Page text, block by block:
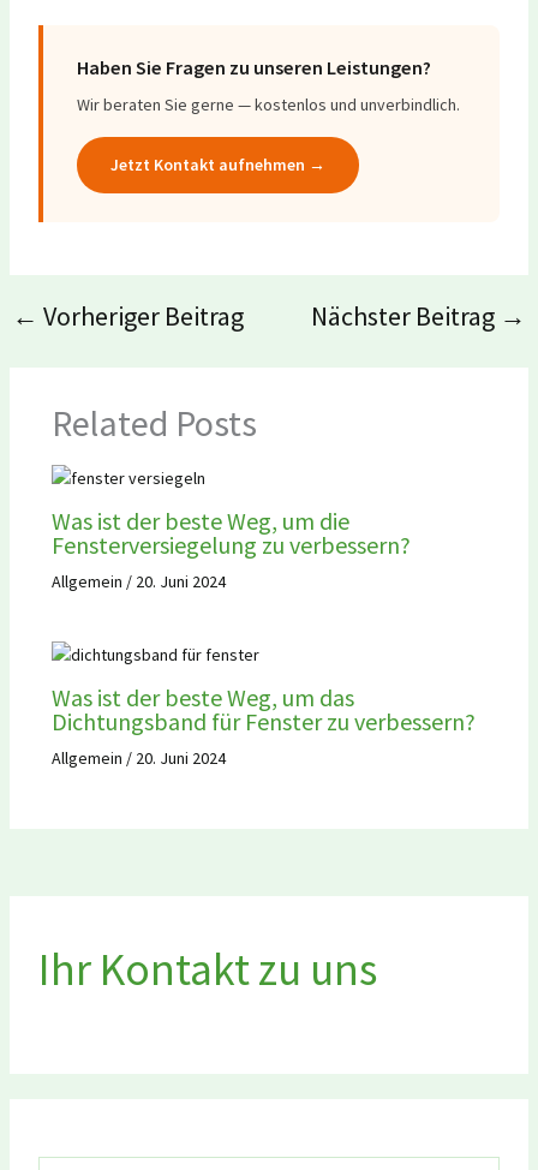
Haben Sie Fragen zu unseren Leistungen?
Wir beraten Sie gerne — kostenlos und unverbindlich.
Jetzt Kontakt aufnehmen →
← Vorheriger Beitrag Nächster Beitrag →
Related Posts
Was ist der beste Weg, um die
Fensterversiegelung zu verbessern?
Allgemein / 20. Juni 2024
Was ist der beste Weg, um das
Dichtungsband für Fenster zu verbessern?
Allgemein / 20. Juni 2024
Ihr Kontakt zu uns